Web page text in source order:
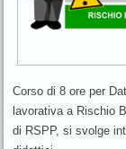
Corso di 8 ore per
lavorativa a Rischio
di RSPP, si svolge